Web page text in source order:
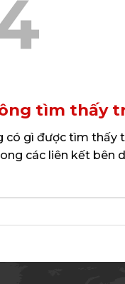
tìm thấy
có gì được tìm thấy
các liên kết bên